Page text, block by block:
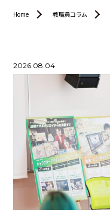
Home 教職員コラム
2026.08.04